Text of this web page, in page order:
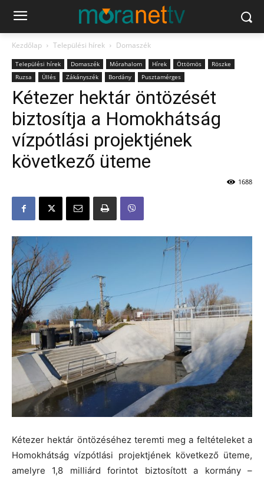
Kezdőlap Települési hírek Domaszék
Települési hírek Domaszék Mórahalom Hírek Öttömös
Röszke
Ruzsa
Üllés Zákányszék Bordány Pusztamérges
Kétezer hektár öntözését
biztosítja a Homokhátság
vízpótlási projektjének
következő üteme
1688
Kétezer hektár öntözéséhez teremti meg a feltételeket a
Homokhátság vízpótlási projektjének következő üteme,
amelyre 1,8 milliárd forintot biztosított a kormány –